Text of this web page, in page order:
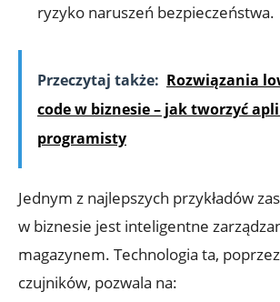
ryzyko naruszeń bezpieczeństwa.
Przeczytaj także: Rozwiązania
code w biznesie – jak tworzyć
programisty
Jednym z najlepszych przykładów
w biznesie jest inteligentne
magazynem. Technologia ta,
czujników, pozwala na: